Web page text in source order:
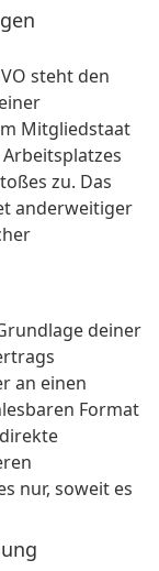
steht den
Mitgliedstaat
zu. Das
anderweitiger
deiner
an einen
Format
nur, soweit es